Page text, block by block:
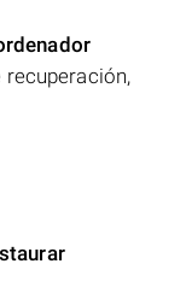
recuperación,